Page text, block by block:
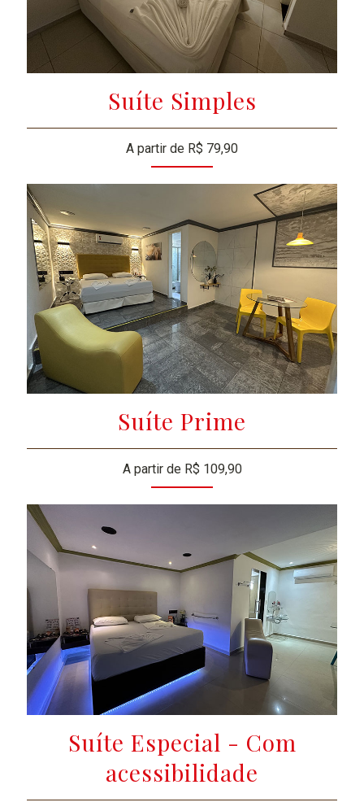
Suíte Simples
A partir de R$ 79,90
Suíte Prime
A partir de R$ 109,90
Suíte Especial - Com
acessibilidade